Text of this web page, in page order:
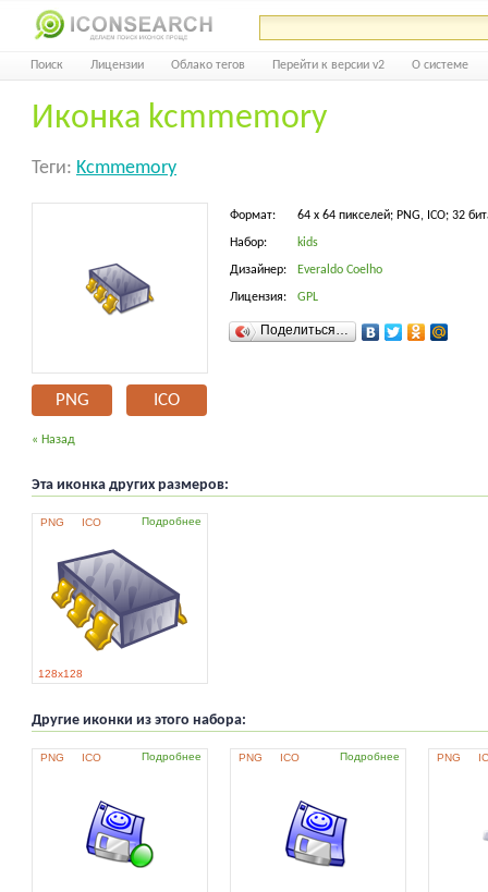
Поиск Лицензии Облако тегов Перейти к версии v2 О системе
Иконка kcmmemory
Теги: Kcmmemory
PNG ICO
Формат: 64 x 64 пикселей; PNG, ICO; 32
Набор: kids
Дизайнер: Everaldo Coelho
Лицензия: GPL
Поделиться…
« Назад
Эта иконка других размеров:
PNG ICO Подробнее
128x128
Другие иконки из этого набора:
PNG ICO Подробнее PNG ICO Подробнее PNG